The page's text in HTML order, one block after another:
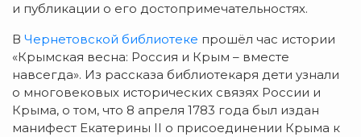
и публикации о его достопримечательностях.
В Чернетовской библиотеке прошёл час истории
«Крымская весна: Россия и Крым – вместе
навсегда». Из рассказа библиотекаря дети узнали
о многовековых исторических связях России и
Крыма, о том, что 8 апреля 1783 года был издан
манифест Екатерины II о присоединении Крыма к